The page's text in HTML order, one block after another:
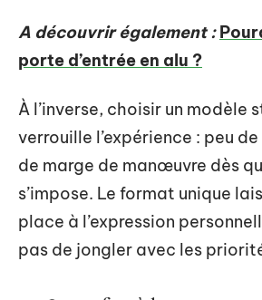
A découvrir également :
porte d’entrée en alu ?
À l’inverse, choisir un modèle
verrouille l’expérience : peu
de marge de manœuvre dès
s’impose. Le format unique
place à l’expression
pas de jongler avec les